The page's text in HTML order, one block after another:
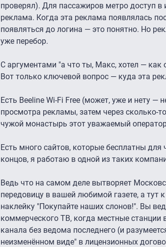
проверял). Для пассажиров метро доступ в
реклама. Когда эта реклама появлялась
появляться до логина — это понятно. Но
уже перебор.
С аргументами "а что ты, Макс, хотел — как
Вот только ключевой вопрос — куда эта
Есть Beeline Wi-Fi Free (может, уже и нету —
просмотра рекламы, затем через сколько-
чужой монастырь этот уважаемый
Есть много сайтов, которые бесплатны
концов, я работаю в одной из таких
Ведь что на самом деле вытворяет
передовицу в вашей любимой газете, а тут
наклейку "Покупайте наших слонов!". Вы
коммерческого ТВ, когда местные станции
канала без ведома последнего (и
неизменённом виде" в лицензионных